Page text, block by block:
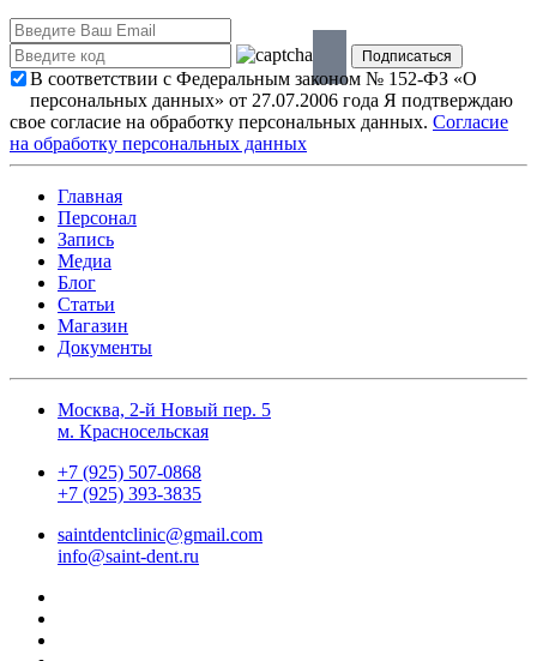
В соответствии с Федеральным законом № 152-ФЗ «О
персональных данных» от 27.07.2006 года Я подтверждаю
свое согласие на обработку персональных данных. Согласие
на обработку персональных данных
Главная
Персонал
Запись
Медиа
Блог
Статьи
Магазин
Документы
Москва, 2-й Новый пер. 5
м. Красносельская
+7 (925) 507-0868
+7 (925) 393-3835
saintdentclinic@gmail.com
info@saint-dent.ru